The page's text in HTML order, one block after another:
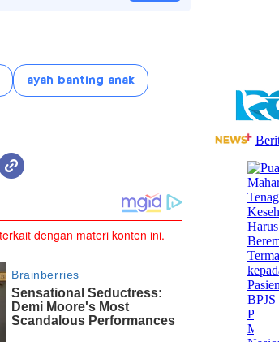
ayah banting anak